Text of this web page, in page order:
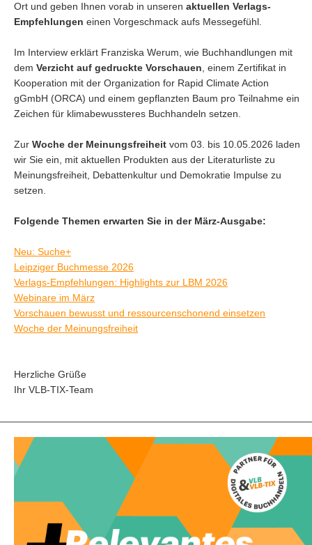
Ort und geben Ihnen vorab in unseren aktuellen Verlags-
Empfehlungen einen Vorgeschmack aufs Messegefühl.
Im Interview erklärt Franziska Werum, wie Buchhandlungen mit
dem Verzicht auf gedruckte Vorschauen , einem Zertifikat in
Kooperation mit der Organization for Rapid Climate Action
gGmbH (ORCA) und einem gepflanzten Baum pro Teilnahme ein
Zeichen für klimabewussteres Buchhandeln setzen.
Zur Woche der Meinungsfreiheit vom 03. bis 10.05.2026 laden
wir Sie ein, mit aktuellen Produkten aus der Literaturliste zu
Meinungsfreiheit, Debattenkultur und Demokratie Impulse zu
setzen.
Folgende Themen erwarten Sie in der März-Ausgabe:
Neu: Suche+
Leipziger Buchmesse 2026
Verlags-Empfehlungen: Highlights zur LBM 2026
Webinare im März
Vorschauen bewusst und ressourcenschonend einsetzen
Woche der Meinungsfreiheit
Herzliche Grüße
Ihr VLB-TIX-Team